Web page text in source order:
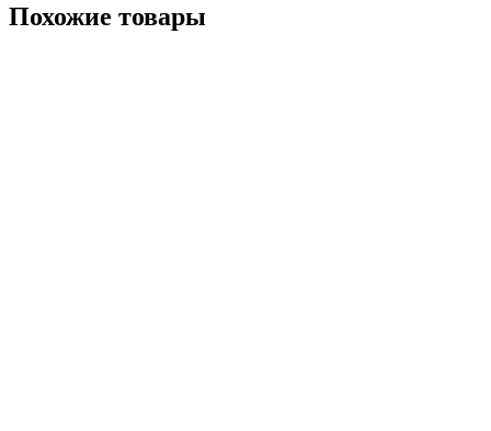
Похожие товары